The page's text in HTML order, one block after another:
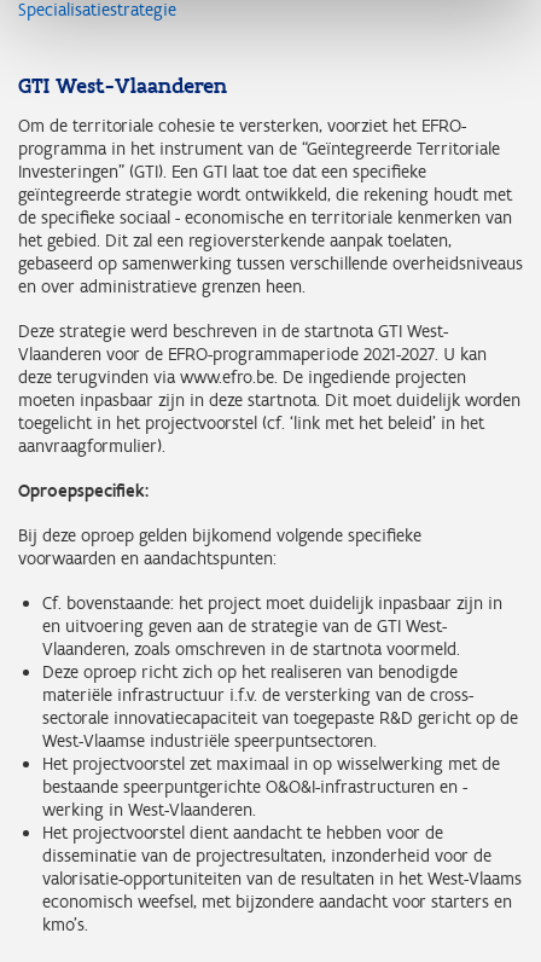
Specialisatiestrategie
GTI West-Vlaanderen
Om de territoriale cohesie te versterken, voorziet het EFRO-
programma in het instrument van de “Geïntegreerde Territoriale
Investeringen” (GTI). Een GTI laat toe dat een specifieke
geïntegreerde strategie wordt ontwikkeld, die rekening houdt met
de specifieke sociaal - economische en territoriale kenmerken van
het gebied. Dit zal een regioversterkende aanpak toelaten,
gebaseerd op samenwerking tussen verschillende overheidsniveaus
en over administratieve grenzen heen.
Deze strategie werd beschreven in de startnota GTI West-
Vlaanderen voor de EFRO-programmaperiode 2021-2027. U kan
deze terugvinden via www.efro.be. De ingediende projecten
moeten inpasbaar zijn in deze startnota. Dit moet duidelijk worden
toegelicht in het projectvoorstel (cf. ‘link met het beleid’ in het
aanvraagformulier).
Oproepspecifiek:
Bij deze oproep gelden bijkomend volgende specifieke
voorwaarden en aandachtspunten:
Cf. bovenstaande: het project moet duidelijk inpasbaar zijn in
en uitvoering geven aan de strategie van de GTI West-
Vlaanderen, zoals omschreven in de startnota voormeld.
Deze oproep richt zich op het realiseren van benodigde
materiële infrastructuur i.f.v. de versterking van de cross-
sectorale innovatiecapaciteit van toegepaste R&D gericht op de
West-Vlaamse industriële speerpuntsectoren.
Het projectvoorstel zet maximaal in op wisselwerking met de
bestaande speerpuntgerichte O&O&I-infrastructuren en -
werking in West-Vlaanderen.
Het projectvoorstel dient aandacht te hebben voor de
disseminatie van de projectresultaten, inzonderheid voor de
valorisatie-opportuniteiten van de resultaten in het West-Vlaams
economisch weefsel, met bijzondere aandacht voor starters en
kmo’s.